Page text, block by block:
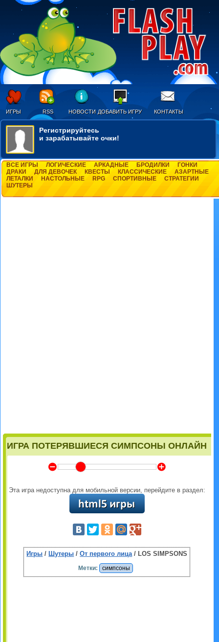
ИГРЫ RSS НОВОСТИ ДОБАВИТЬ ИГРУ КОНТАКТЫ
Регистрируйтесь
и зарабатывайте очки!
ВСЕ ИГРЫ ЛОГИЧЕСКИЕ АРКАДНЫЕ БРОДИЛКИ
ГОНКИ
ДРАКИ
ДЛЯ ДЕВОЧЕК КВЕСТЫ КЛАССИЧЕСКИЕ
АЗАРТНЫЕ
ЛЕТАЛКИ
НАСТОЛЬНЫЕ RPG СПОРТИВНЫЕ
СТРАТЕГИИ
ШУТЕРЫ
ИГРА ПОТЕРЯВШИЕСЯ СИМПСОНЫ ОНЛАЙН
Y Z
Эта игра недоступна для мобильной версии, перейдите в раздел:
Игры / Шутеры /От первого лица/ LOS SIMPSONS
Метки: симпсоны